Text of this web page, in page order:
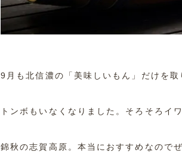
9月も北信濃の「美味しいもん」だけを
トンボもいなくなりました。そろそろイ
錦秋の志賀高原。本当におすすめなので